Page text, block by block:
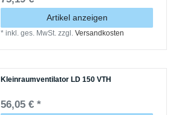
Artikel anzeigen
*inkl. ges. MwSt. zzgl.Versandkosten
Kleinraumventilator LD 150 VTH
56,05 € *